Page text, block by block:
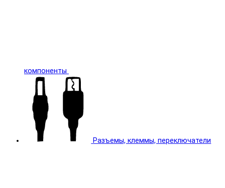
компоненты
Разъемы, клеммы, переключатели